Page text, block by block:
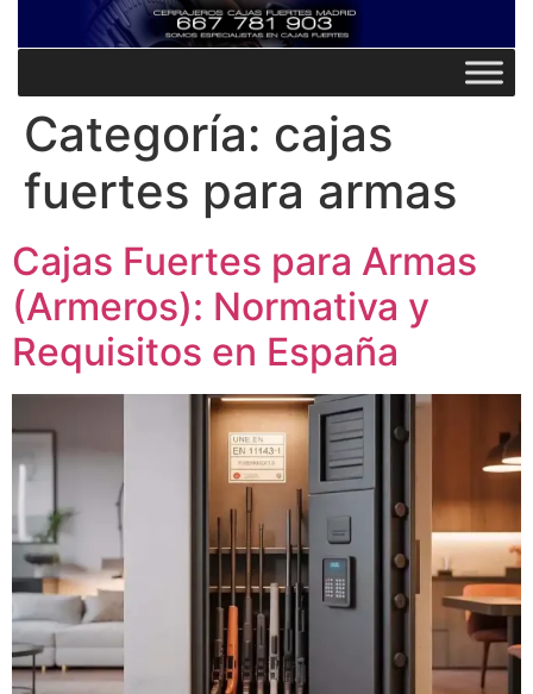
Categoría: cajas
fuertes para armas
Cajas Fuertes para Armas
(Armeros): Normativa y
Requisitos en España